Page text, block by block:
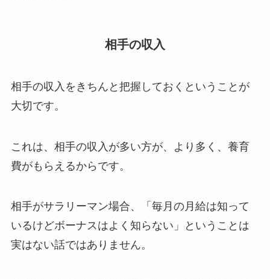
相手の収入
相手の収入をきちんと把握しておくということが
大切です。
これは、相手の収入が多い方が、より多く、養育
費がもらえるからです。
相手がサラリーマン場合、「毎月の月給は知って
いるけどボーナスはよく知らない」ということは
実はない話ではありません。